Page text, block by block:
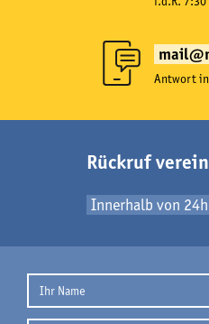
Antwort
Rückruf
Innerhalb von